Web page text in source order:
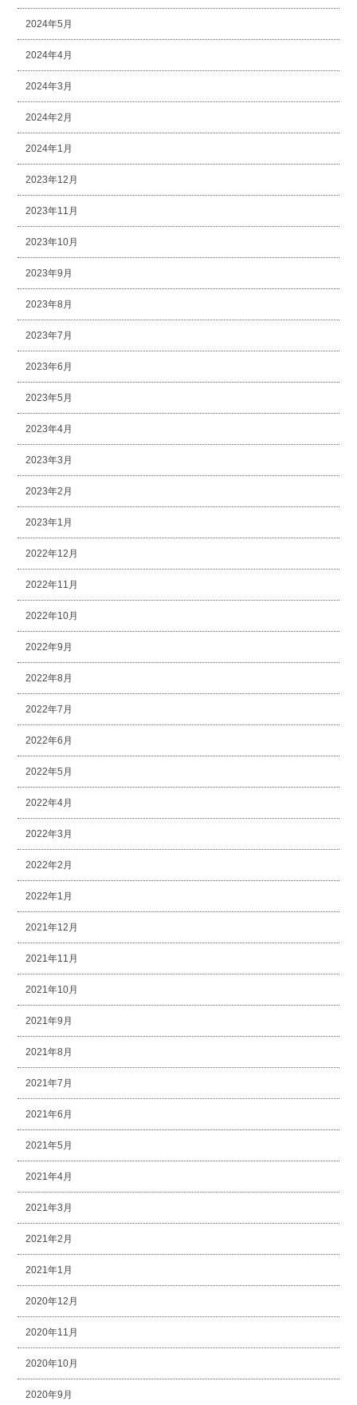
2024年5月
2024年4月
2024年3月
2024年2月
2024年1月
2023年12月
2023年11月
2023年10月
2023年9月
2023年8月
2023年7月
2023年6月
2023年5月
2023年4月
2023年3月
2023年2月
2023年1月
2022年12月
2022年11月
2022年10月
2022年9月
2022年8月
2022年7月
2022年6月
2022年5月
2022年4月
2022年3月
2022年2月
2022年1月
2021年12月
2021年11月
2021年10月
2021年9月
2021年8月
2021年7月
2021年6月
2021年5月
2021年4月
2021年3月
2021年2月
2021年1月
2020年12月
2020年11月
2020年10月
2020年9月